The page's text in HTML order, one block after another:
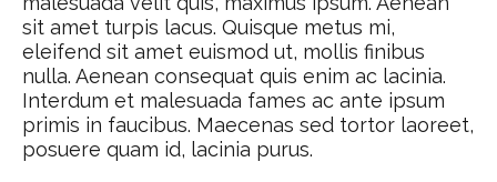
sit amet turpis lacus. Quisque metus mi,
eleifend sit amet euismod ut, mollis finibus
nulla. Aenean consequat quis enim ac lacinia.
Interdum et malesuada fames ac ante ipsum
primis in faucibus. Maecenas sed tortor laoreet,
posuere quam id, lacinia purus.